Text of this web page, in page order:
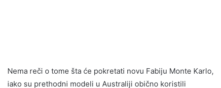
Nema reči o tome šta će pokretati novu Fabiju Monte Karlo,
iako su prethodni modeli u Australiji obično koristili